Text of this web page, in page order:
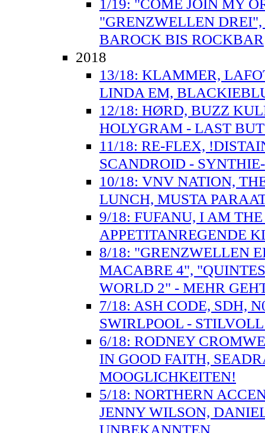
1/19: "COME JOIN MY
"GRENZWELLEN
BAROCK BIS ROCKBAR
2018
13/18: KLAMMER,
LINDA EM,
12/18: HØRD, BUZZ
HOLYGRAM - LAST
11/18: RE-FLEX,
SCANDROID -
10/18: VNV NATION,
LUNCH, MUSTA
9/18: FUFANU, I AM
APPETITANREGENDE
8/18: "GRENZWELLEN
MACABRE 4",
WORLD 2" - MEHR
7/18: ASH CODE, SDH,
SWIRLPOOL -
6/18: RODNEY
IN GOOD FAITH,
MOOGLICHKEITEN!
5/18: NORTHERN
JENNY WILSON,